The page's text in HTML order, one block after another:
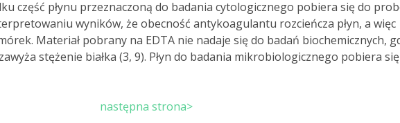
część płynu przeznaczoną do badania cytologicznego pobiera się do
wyników, że obecność antykoagulantu rozcieńcza płyn, a więc
Materiał pobrany na EDTA nie nadaje się do badań biochemicznych,
stężenie białka (3, 9). Płyn do badania mikrobiologicznego pobiera się
następna strona>